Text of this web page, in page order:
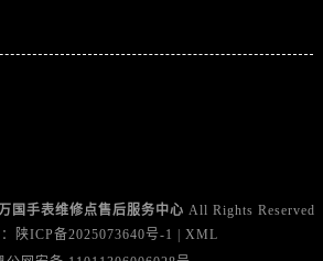
澳门特别行政区花王堂区大三巴商圈万国售后服务中心（需提前预约）
福建省厦门市思明区湖滨东路95号万象城华润大厦B座11层1104室万国售后服务中心（需提前预约）
国手表维修点售后服务中心 All Rights Reserved
陕ICP备2025073640号-1 | XML